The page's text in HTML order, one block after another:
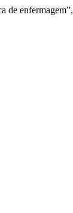
de enfermagem”,